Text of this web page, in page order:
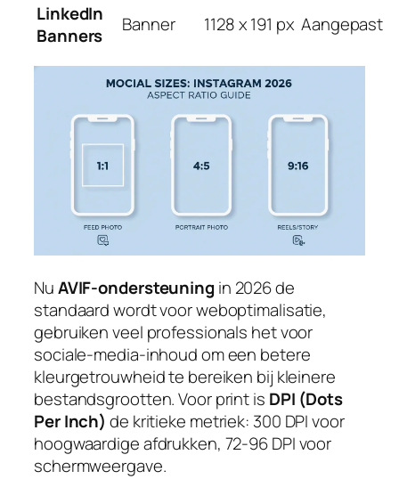
LinkedIn
Banners
Banner 1128 x 191 px Aangepast
NuAVIF-ondersteuning in 2026 de
standaard wordt voor weboptimalisatie,
gebruiken veel professionals het voor
sociale-media-inhoud om een betere
kleurgetrouwheid te bereiken bij kleinere
bestandsgrootten. Voor print is DPI (Dots
Per Inch) de kritieke metriek: 300 DPI voor
hoogwaardige afdrukken, 72-96 DPI voor
schermweergave.